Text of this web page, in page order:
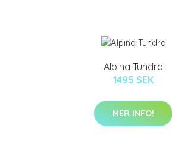
Alpina Tundra
1495 SEK
MER INFO!